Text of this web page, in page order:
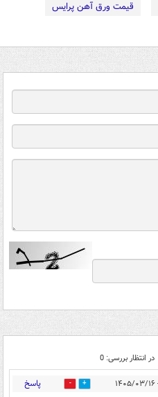
قیمت ورق آهن پرایس
در انتظار بررسی: 0
0 پاسخ